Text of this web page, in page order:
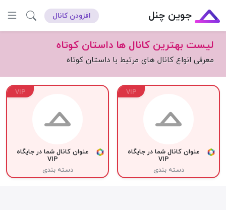
جوین چنل افزودن کانال
لیست بهترین کانال ها داستان کوتاه
معرفی انواع کانال های مرتبط با داستان کوتاه
VIP
عنوان کانال شما در جایگاه
VIP
دسته بندی
VIP
عنوان کانال شما در جایگاه
VIP
دسته بندی